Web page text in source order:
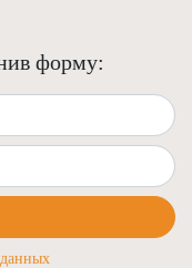
форму: